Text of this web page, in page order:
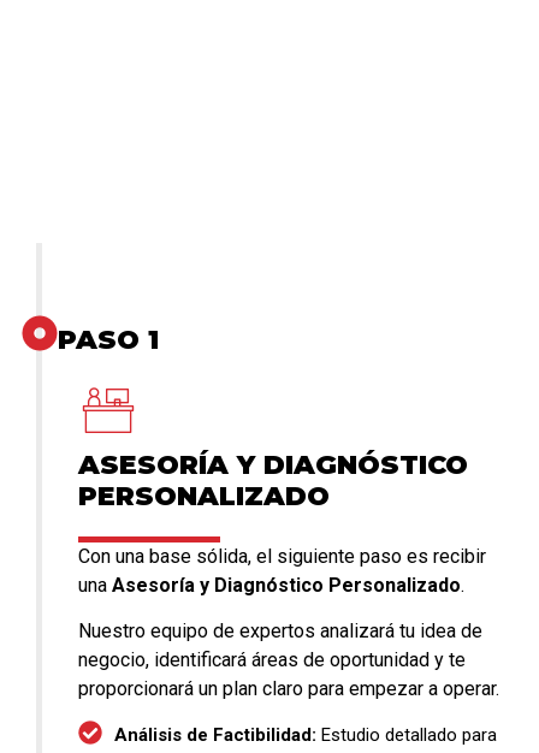
PASO 1
ASESORÍA Y DIAGNÓSTICO
PERSONALIZADO
Con una base sólida, el siguiente paso es recibir
una Asesoría y Diagnóstico Personalizado.
Nuestro equipo de expertos analizará tu idea de
negocio, identificará áreas de oportunidad y te
proporcionará un plan claro para empezar a operar.
Análisis de Factibilidad: Estudio detallado para